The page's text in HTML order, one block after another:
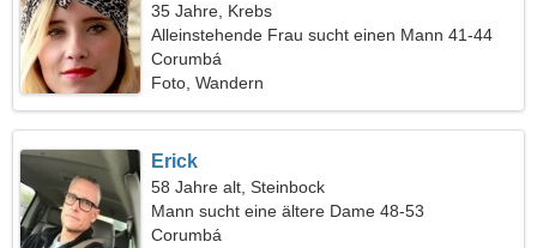
35 Jahre, Krebs
Alleinstehende Frau sucht einen Mann 41-44
Corumbá
Foto, Wandern
Erick
58 Jahre alt, Steinbock
Mann sucht eine ältere Dame 48-53
Corumbá